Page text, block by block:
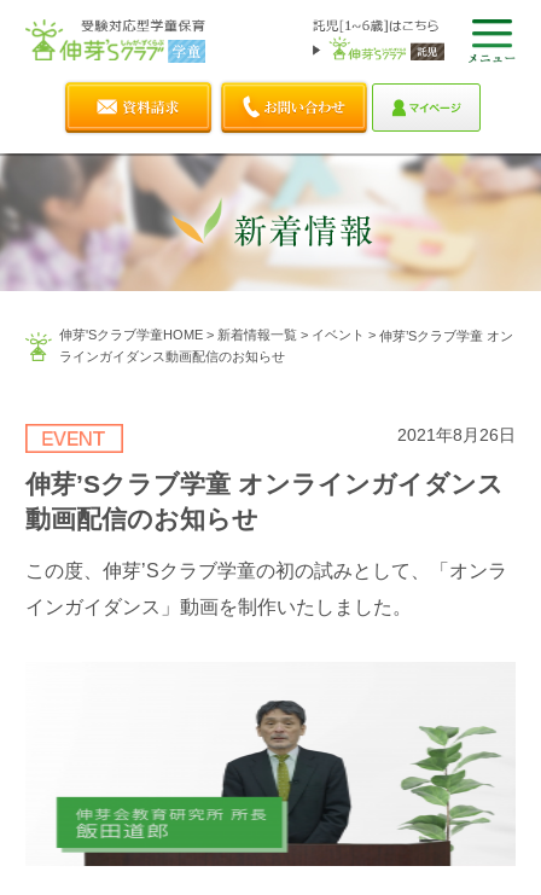
伸芽'Sクラブ学童HOME> 新着情報一覧> イベント > 伸芽’Sクラブ学童 オン
ラインガイダンス動画配信のお知らせ
2021年8月26日
伸芽’Sクラブ学童 オンラインガイダンス
動画配信のお知らせ
この度、伸芽’Sクラブ学童の初の試みとして、「オンラ
インガイダンス」動画を制作いたしました。